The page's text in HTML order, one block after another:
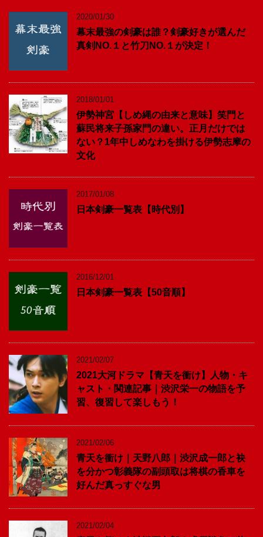
2020/01/30
幕末最強の剣豪は誰？剣豪好きが選んだ
真剣NO.１と竹刀NO.１が決定！
2018/01/01
伊勢神宮【しめ縄の由来と意味】笑門と
蘇民将来子孫家門の違い。正月だけでは
ない？1年中しめなわを掛ける伊勢志摩の
文化
2017/01/08
日本剣豪一覧表【時代別】
2016/12/01
日本剣豪一覧表【50音順】
2021/02/07
2021大河ドラマ【青天を衝け】人物・キ
ャスト・関連記事｜渋沢栄一の物語を予
習、復習して楽しもう！
2021/02/06
青天を衝け｜天野八郎｜渋沢成一郎と袂
を分かつ彰義隊の副頭取は将棋の香車を
好んだ真っすぐな男
2021/02/04